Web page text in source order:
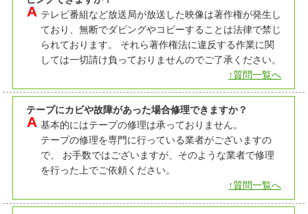
テレビ番組など放送局が放送した映像は著作権が発生し
ており、無断でダビングやコピーすることは法律で禁じ
られております。 それら著作権法に違反する作業に関
しては一切請け負っておりませんのでご了承ください。
↑質問一覧へ
テープにカビや故障があった場合修理できますか？
基本的にはテープの修理は承っておりません。
テープの修理を専門に行っている業者がございますの
で、 お手数ではございますが、そのような業者で修理
を行った上でご依頼ください。
↑質問一覧へ